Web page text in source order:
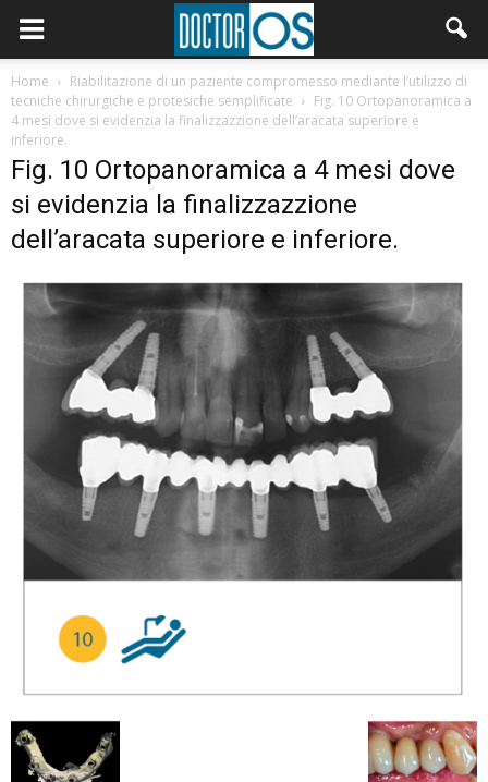
Home
Riabilitazione di un paziente compromesso mediante l’utilizzo di
tecniche chirurgiche e protesiche semplificate
Fig. 10 Ortopanoramica a
4 mesi dove si evidenzia la finalizzazzione dell’aracata superiore e
inferiore.
Fig. 10 Ortopanoramica a 4 mesi dove
si evidenzia la finalizzazzione
dell’aracata superiore e inferiore.